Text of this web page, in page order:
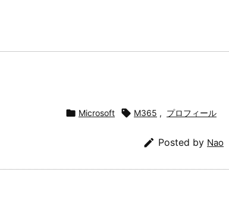
 Microsoft  M365 , プロフィール
 Posted by Nao